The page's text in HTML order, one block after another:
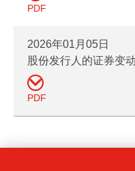
PDF
2026年01月05日
股份发行人的证券变
PDF